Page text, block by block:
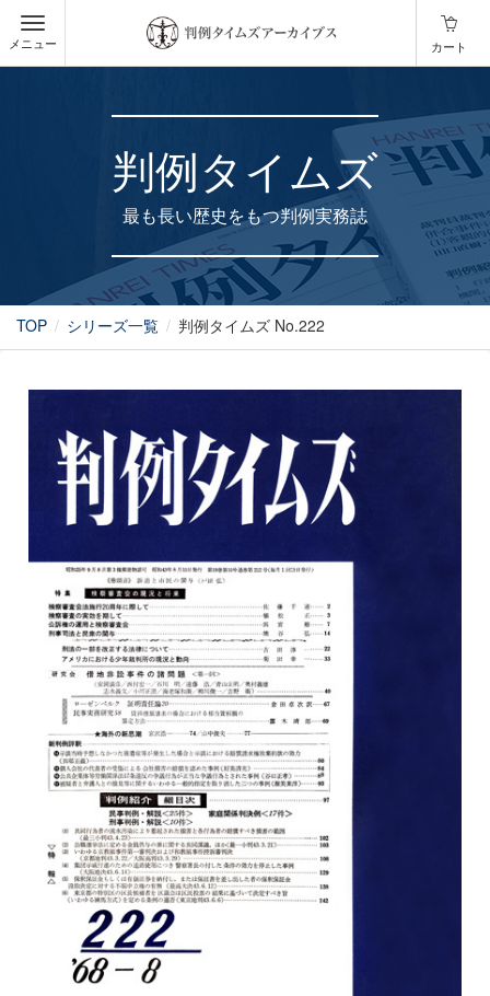
メニュー カート
判例タイムズ
最も長い歴史をもつ判例実務誌
TOP シリーズ一覧 判例タイムズ No.222